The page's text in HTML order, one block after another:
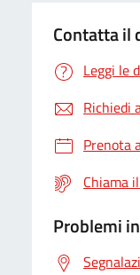
Contatta il
Leggi le
Richiedi
Prenota
Chiama
Problemi